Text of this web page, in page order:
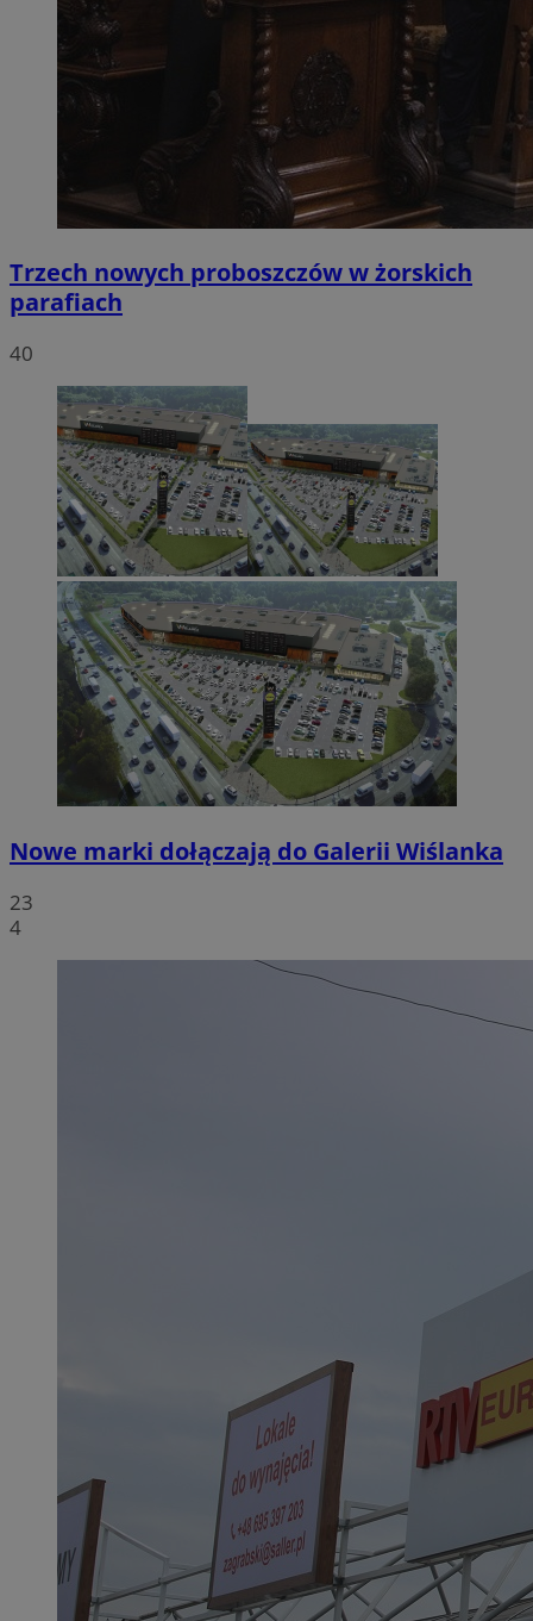
Trzech nowych proboszczów w żorskich
parafiach
40
Nowe marki dołączają do Galerii Wiślanka
23
4